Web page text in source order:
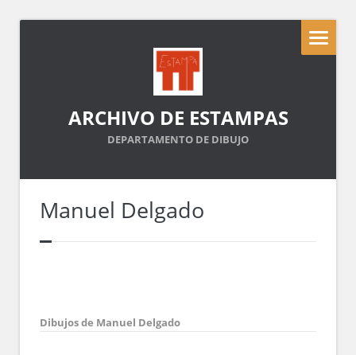
ARCHIVO DE ESTAMPAS
DEPARTAMENTO DE DIBUJO
Manuel Delgado
Dibujos de Manuel Delgado